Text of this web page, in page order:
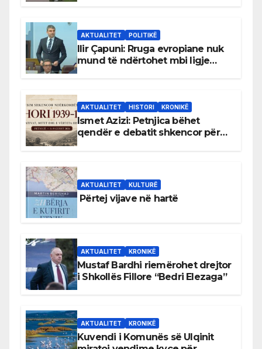
AKTUALITET POLITIKË
Ilir Çapuni: Rruga evropiane nuk
mund të ndërtohet mbi ligje
AKTUALITET HISTORI KRONIKË
Ismet Azizi: Petnjica bëhet
qendër e debatit shkencor për
AKTUALITET KULTURË
Përtej vijave në hartë
AKTUALITET KRONIKË
Mustaf Bardhi riemërohet drejtor
i Shkollës Fillore “Bedri Elezaga”
AKTUALITET KRONIKË
Kuvendi i Komunës së Ulqinit